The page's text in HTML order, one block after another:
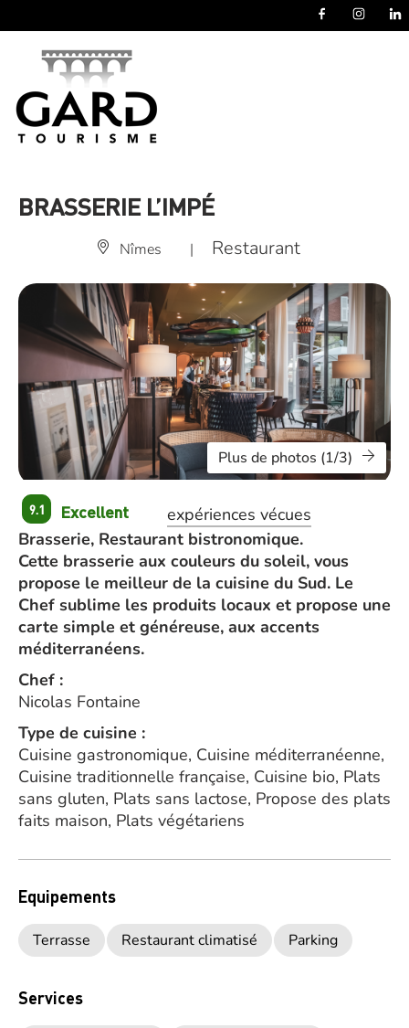
BRASSERIE L’IMPÉ
Nîmes | Restaurant
Plus de photos (1/3)
9.1 Excellent
expériences vécues
Brasserie, Restaurant bistronomique.
Cette brasserie aux couleurs du soleil, vous
propose le meilleur de la cuisine du Sud. Le
Chef sublime les produits locaux et propose une
carte simple et généreuse, aux accents
méditerranéens.
Chef :
Nicolas Fontaine
Type de cuisine :
Cuisine gastronomique, Cuisine méditerranéenne,
Cuisine traditionnelle française, Cuisine bio, Plats
sans gluten, Plats sans lactose, Propose des plats
faits maison, Plats végétariens
Equipements
Terrasse Restaurant climatisé Parking
Services